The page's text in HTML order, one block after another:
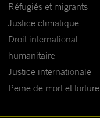
Réfugiés et migrants
Justice climatique
Droit international
humanitaire
Justice internationale
Peine de mort et torture